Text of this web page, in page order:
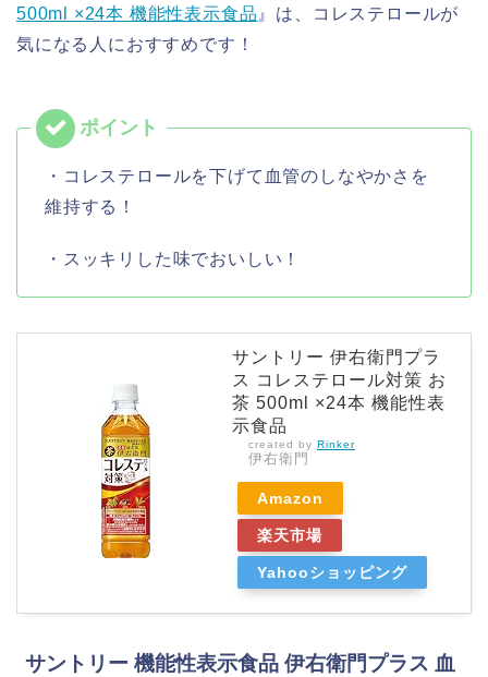
500ml ×24本 機能性表示食品』は、コレステロールが
気になる人におすすめです！
・コレステロールを下げて血管のしなやかさを
維持する！
・スッキリした味でおいしい！
サントリー 伊右衛門プラ
ス コレステロール対策 お
茶 500ml ×24本 機能性表
示食品
created by Rinker
伊右衛門
Amazon
楽天市場
Yahooショッピング
サントリー 機能性表示食品 伊右衛門プラス 血